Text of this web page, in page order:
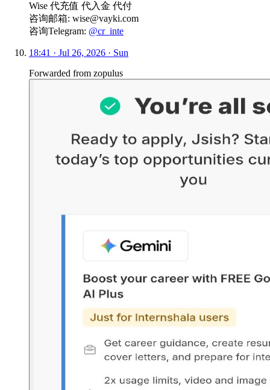
Wise 代充值 代入金 代付
咨询邮箱: wise@vayki.com
咨询Telegram: @cr_inte
18:41 · Jul 26, 2026 · Sun
Forwarded from zopulus